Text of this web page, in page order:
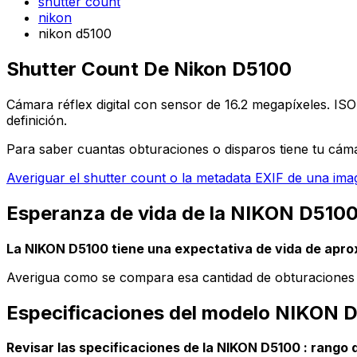
nikon
nikon d5100
Shutter Count De Nikon D5100
Cámara réflex digital con sensor de 16.2 megapíxeles.
definición.
Para saber cuantas obturaciones o disparos tiene tu
Averiguar el shutter count o la metadata EXIF de una
Esperanza de vida de la NIKON
La NIKON D5100 tiene una expectativa de vida de
Averigua como se compara esa cantidad de
Especificaciones del modelo NIKON
Revisar las specificaciones de la NIKON D5100 :